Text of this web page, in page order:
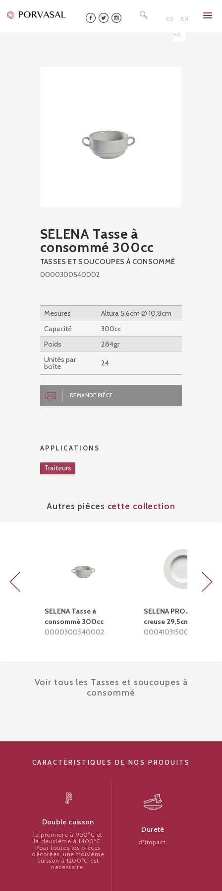
to
ES EN
FR
SELENA Tasse à
consommé 300cc
TASSES ET SOUCOUPES À CONSOMMÉ
0000300540002
Mesures
Altura 5,6cm Ø 10,8cm
Capacité
300cc
Poids
284gr
Unités par
boîte 24
DEMANDE PIÈCE
APPLICATIONS
Traiteurs
Autres pièces cette collection
SELENA Tasse à
consommé 300cc
0000300540002
SELENA PRO Assiette
creuse 29,5cm
0004103150002
Voir tous les Tasses et soucoupes à
consommé
CARACTÉRISTIQUES DE NOS PRODUITS
Double cuisson
la première à 950ºC et
la deuxième à 1400ºC.
Pour toutes les pièces
décorées, une troisième
cuisson à 1200ºC est
nécessaire.
Dureté
d’impact.